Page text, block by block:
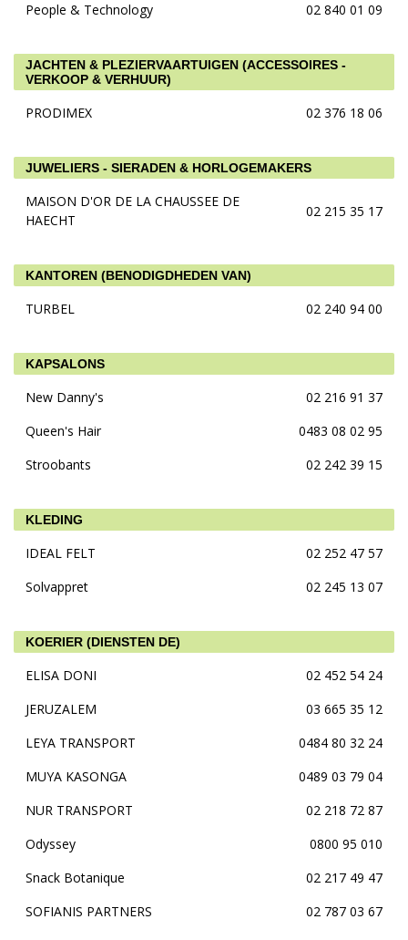
People & Technology
02 840 01 09
JACHTEN & PLEZIERVAARTUIGEN (ACCESSOIRES -
VERKOOP & VERHUUR)
PRODIMEX 02 376 18 06
JUWELIERS - SIERADEN & HORLOGEMAKERS
MAISON D'OR DE LA CHAUSSEE DE
HAECHT
02 215 35 17
KANTOREN (BENODIGDHEDEN VAN)
TURBEL 02 240 94 00
KAPSALONS
New Danny's
02 216 91 37
Queen's Hair
0483 08 02 95
Stroobants
02 242 39 15
KLEDING
IDEAL FELT
02 252 47 57
Solvappret
02 245 13 07
KOERIER (DIENSTEN DE)
ELISA DONI
02 452 54 24
JERUZALEM
03 665 35 12
LEYA TRANSPORT
0484 80 32 24
MUYA KASONGA
0489 03 79 04
NUR TRANSPORT
02 218 72 87
Odyssey
0800 95 010
Snack Botanique
02 217 49 47
SOFIANIS PARTNERS
02 787 03 67